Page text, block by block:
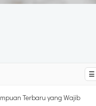
☰
Terbaru yang Wajib